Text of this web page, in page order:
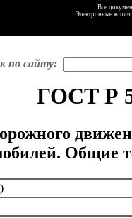
Все
Электронные копии
по сайту:
ГОСТ Р
Общие